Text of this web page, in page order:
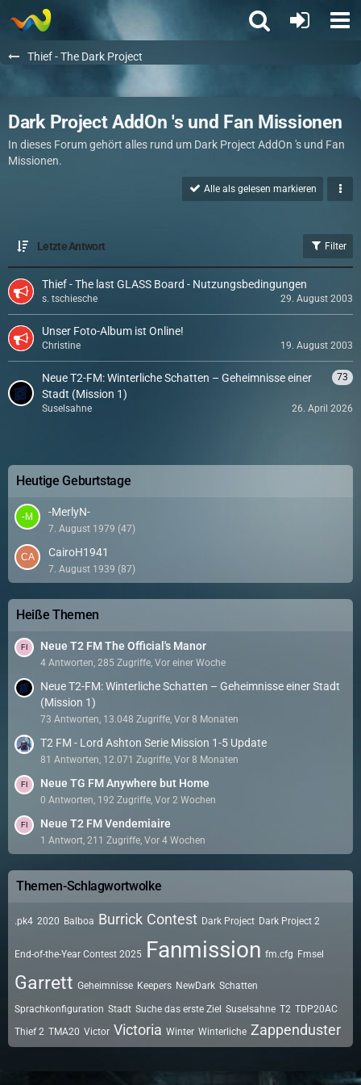
Thief - The Dark Project
Dark Project AddOn 's und Fan Missionen
In dieses Forum gehört alles rund um Dark Project AddOn 's und Fan
Missionen.
Alle als gelesen markieren
Letzte Antwort Filter
Thief - The last GLASS Board - Nutzungsbedingungen
s. tschiesche 29. August 2003
Unser Foto-Album ist Online!
Christine 19. August 2003
Neue T2-FM: Winterliche Schatten – Geheimnisse einer
Stadt (Mission 1)
73
Suselsahne 26. April 2026
Heutige Geburtstage
-MerlyN-
7. August 1979 (47)
CairoH1941
7. August 1939 (87)
Heiße Themen
Neue T2 FM The Official's Manor
4 Antworten, 285 Zugriffe, Vor einer Woche
Neue T2-FM: Winterliche Schatten – Geheimnisse einer Stadt
(Mission 1)
73 Antworten, 13.048 Zugriffe, Vor 8 Monaten
T2 FM - Lord Ashton Serie Mission 1-5 Update
81 Antworten, 12.071 Zugriffe, Vor 8 Monaten
Neue TG FM Anywhere but Home
0 Antworten, 192 Zugriffe, Vor 2 Wochen
Neue T2 FM Vendemiaire
1 Antwort, 211 Zugriffe, Vor 4 Wochen
Themen-Schlagwortwolke
.pk4 2020 Balboa Burrick Contest Dark Project Dark Project 2
End-of-the-Year Contest 2025 Fanmission fm.cfg Fmsel
Garrett Geheimnisse Keepers NewDark Schatten
Sprachkonfiguration Stadt Suche das erste Ziel Suselsahne T2 TDP20AC
Thief 2 TMA20 Victor Victoria Winter Winterliche Zappenduster